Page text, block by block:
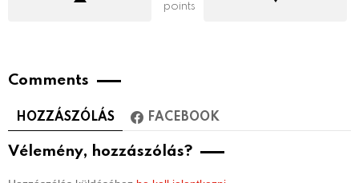
points
Comments
HOZZÁSZÓLÁS FACEBOOK
Vélemény, hozzászólás?